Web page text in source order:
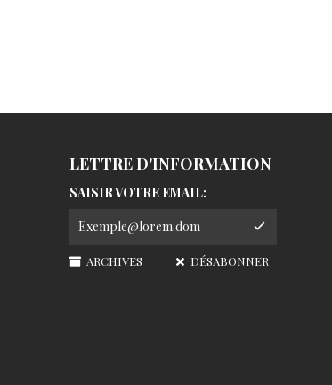
LETTRE D'INFORMATION
SAISIR VOTRE EMAIL:
ARCHIVES DÉSABONNER